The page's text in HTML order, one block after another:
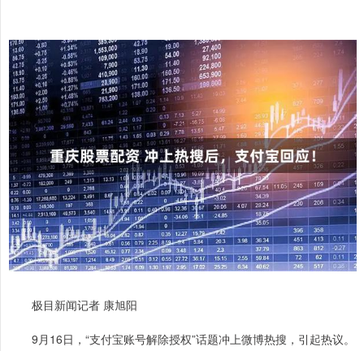
极目新闻记者 康旭阳
9月16日，“支付宝账号解除授权”话题冲上微博热搜，引起热议。